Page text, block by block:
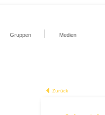
Gruppen Medien
Zurück